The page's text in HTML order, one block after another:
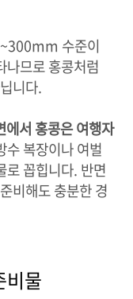
수준이
나므로 홍콩처럼
니다.
에서 홍콩은 여행자
수 복장이나 여벌
로 꼽힙니다. 반면
비해도 충분한 경
비물